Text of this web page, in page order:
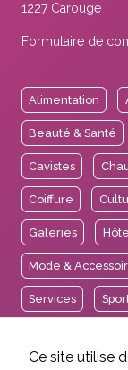
1227 Carouge
Formulaire de
Alimentation
Beauté & Santé
Cavistes
Coiffure
Galeries
Mode &
Services
Ce site utilise